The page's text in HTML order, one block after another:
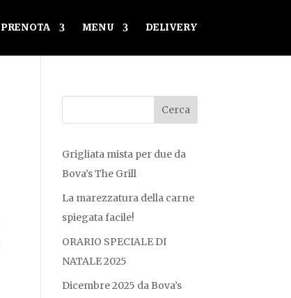
PRENOTA MENU DELIVERY
Grigliata mista per due da
Bova’s The Grill
La marezzatura della carne
spiegata facile!
ORARIO SPECIALE DI
NATALE 2025
Dicembre 2025 da Bova’s